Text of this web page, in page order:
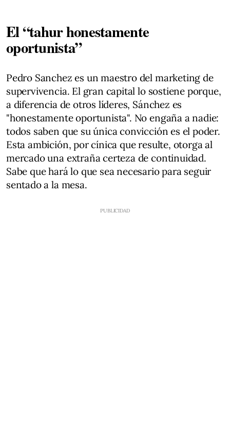
El “tahur honestamente
oportunista”
Pedro Sanchez es un maestro del marketing de
supervivencia. El gran capital lo sostiene porque,
a diferencia de otros líderes, Sánchez es
"honestamente oportunista". No engaña a nadie:
todos saben que su única convicción es el poder.
Esta ambición, por cínica que resulte, otorga al
mercado una extraña certeza de continuidad.
Sabe que hará lo que sea necesario para seguir
sentado a la mesa.